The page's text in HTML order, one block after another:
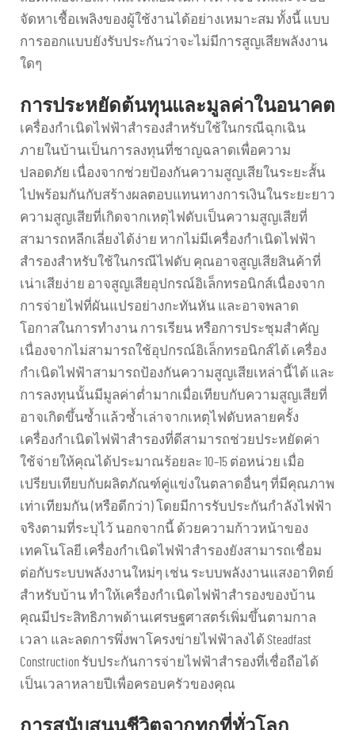
จัดหาเชื้อเพลิงของผู้ใช้งานได้อย่างเหมาะสม ทั้งนี้ แบบ
การออกแบบยังรับประกันว่าจะไม่มีการสูญเสียพลังงาน
ใดๆ
การประหยัดต้นทุนและมูลค่าในอนาคต
เครื่องกำเนิดไฟฟ้าสำรองสำหรับใช้ในกรณีฉุกเฉิน
ภายในบ้านเป็นการลงทุนที่ชาญฉลาดเพื่อความ
ปลอดภัย เนื่องจากช่วยป้องกันความสูญเสียในระยะสั้น
ไปพร้อมกันกับสร้างผลตอบแทนทางการเงินในระยะยาว
ความสูญเสียที่เกิดจากเหตุไฟดับเป็นความสูญเสียที่
สามารถหลีกเลี่ยงได้ง่าย หากไม่มีเครื่องกำเนิดไฟฟ้า
สำรองสำหรับใช้ในกรณีไฟดับ คุณอาจสูญเสียสินค้าที่
เน่าเสียง่าย อาจสูญเสียอุปกรณ์อิเล็กทรอนิกส์เนื่องจาก
การจ่ายไฟที่ผันแปรอย่างกะทันหัน และอาจพลาด
โอกาสในการทำงาน การเรียน หรือการประชุมสำคัญ
เนื่องจากไม่สามารถใช้อุปกรณ์อิเล็กทรอนิกส์ได้ เครื่อง
กำเนิดไฟฟ้าสามารถป้องกันความสูญเสียเหล่านี้ได้ และ
การลงทุนนั้นมีมูลค่าต่ำมากเมื่อเทียบกับความสูญเสียที่
อาจเกิดขึ้นซ้ำแล้วซ้ำเล่าจากเหตุไฟดับหลายครั้ง
เครื่องกำเนิดไฟฟ้าสำรองที่ดีสามารถช่วยประหยัดค่า
ใช้จ่ายให้คุณได้ประมาณร้อยละ 10–15 ต่อหน่วย เมื่อ
เปรียบเทียบกับผลิตภัณฑ์คู่แข่งในตลาดอื่นๆ ที่มีคุณภาพ
เท่าเทียมกัน (หรือดีกว่า) โดยมีการรับประกันกำลังไฟฟ้า
จริงตามที่ระบุไว้ นอกจากนี้ ด้วยความก้าวหน้าของ
เทคโนโลยี เครื่องกำเนิดไฟฟ้าสำรองยังสามารถเชื่อม
ต่อกับระบบพลังงานใหม่ๆ เช่น ระบบพลังงานแสงอาทิตย์
สำหรับบ้าน ทำให้เครื่องกำเนิดไฟฟ้าสำรองของบ้าน
คุณมีประสิทธิภาพด้านเศรษฐศาสตร์เพิ่มขึ้นตามกาล
เวลา และลดการพึ่งพาโครงข่ายไฟฟ้าลงได้ Steadfast
Construction รับประกันการจ่ายไฟฟ้าสำรองที่เชื่อถือได้
เป็นเวลาหลายปีเพื่อครอบครัวของคุณ